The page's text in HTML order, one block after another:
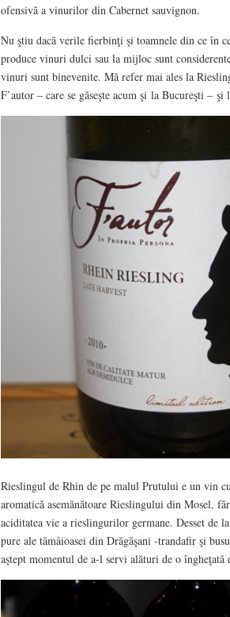
ofensivă a vinurilor din Cabernet sauvignon.
Nu ştiu dacă verile fierbinţi şi toamnele din ce în
produce vinuri dulci sau la mijloc sunt
vinuri sunt binevenite. Mă refer mai ales la
F’autor – care se găseşte acum şi la Bucureşti –
Rieslingul de Rhin de pe malul Prutului e un vin
aromatică asemănătoare Rieslingului din Mosel,
aciditatea vie a rieslingurilor germane. Desset de
pure ale tămâioasei din Drăgăşani -trandafir şi
aştept momentul de a-l servi alături de o îngheţată